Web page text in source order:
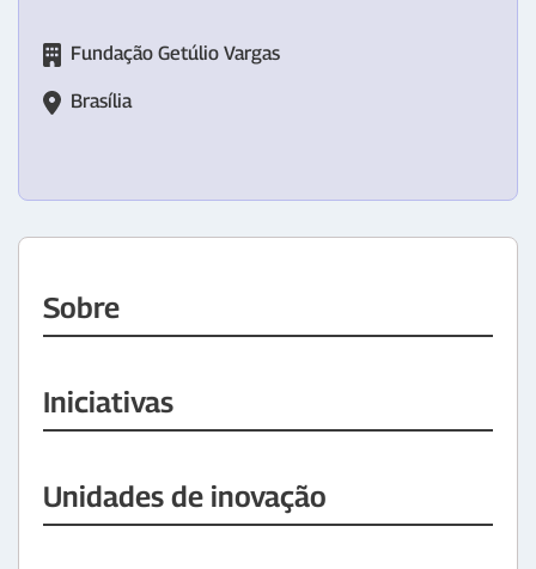
Fundação Getúlio Vargas
Brasília
Sobre
Iniciativas
Unidades de inovação